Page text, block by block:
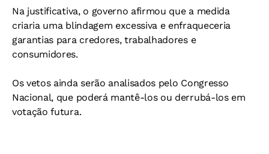
Na justificativa, o governo afirmou que a medida
criaria uma blindagem excessiva e enfraqueceria
garantias para credores, trabalhadores e
consumidores.
Os vetos ainda serão analisados pelo Congresso
Nacional, que poderá mantê-los ou derrubá-los em
votação futura.